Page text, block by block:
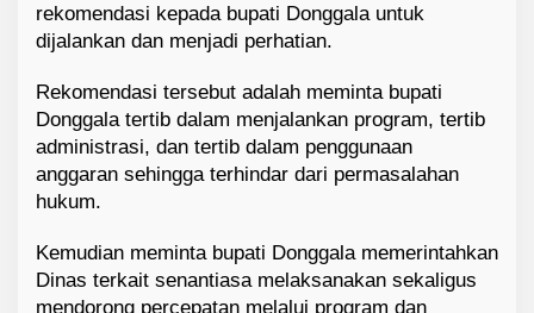
rekomendasi kepada bupati Donggala untuk
dijalankan dan menjadi perhatian.
Rekomendasi tersebut adalah meminta bupati
Donggala tertib dalam menjalankan program, tertib
administrasi, dan tertib dalam penggunaan
anggaran sehingga terhindar dari permasalahan
hukum.
Kemudian meminta bupati Donggala memerintahkan
Dinas terkait senantiasa melaksanakan sekaligus
mendorong percepatan melalui program dan